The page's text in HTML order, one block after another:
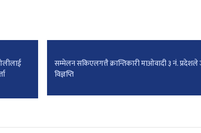
सम्मेलन सकिएलगत्तै क्रान्तिकारी माओवादी ३ नं. प्रदेशले
विज्ञप्ति